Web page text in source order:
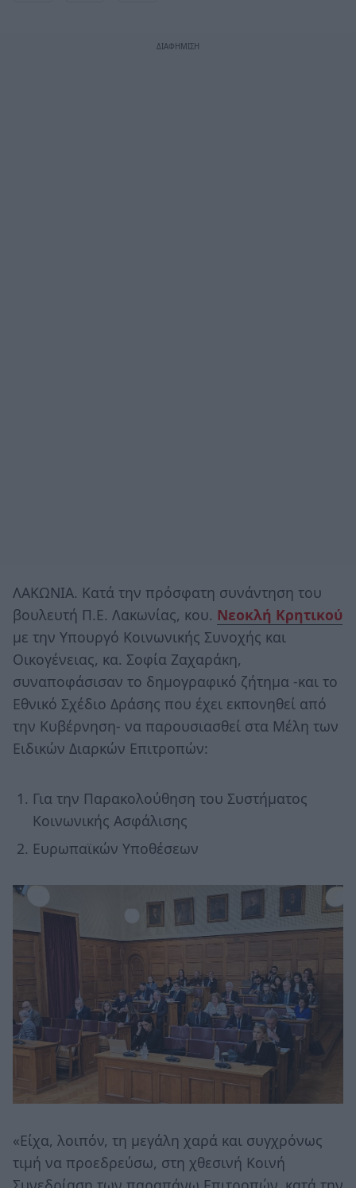
ΛΑΚΩΝΙΑ. Κατά την πρόσφατη συνάντηση του
βουλευτή Π.Ε. Λακωνίας, κου. Νεοκλή Κρητικού
με την Υπουργό Κοινωνικής Συνοχής και
Οικογένειας, κα. Σοφία Ζαχαράκη,
συναποφάσισαν το δημογραφικό ζήτημα -και το
Εθνικό Σχέδιο Δράσης που έχει εκπονηθεί από
την Κυβέρνηση- να παρουσιασθεί στα Μέλη των
Ειδικών Διαρκών Επιτροπών:
Για την Παρακολούθηση του Συστήματος
Κοινωνικής Ασφάλισης
Ευρωπαϊκών Υποθέσεων
«Είχα, λοιπόν, τη μεγάλη χαρά και συγχρόνως
τιμή να προεδρεύσω, στη χθεσινή Κοινή